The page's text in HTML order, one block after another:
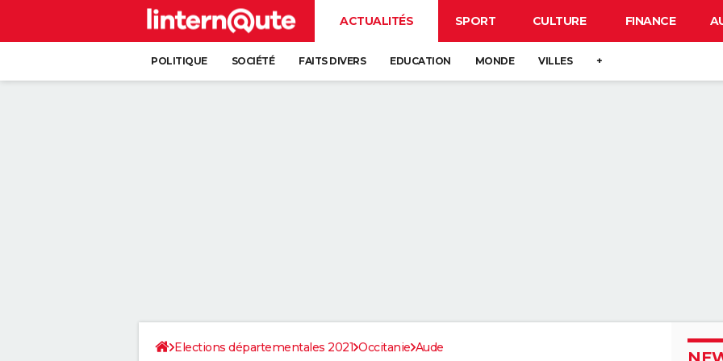
ACTUALITÉS SPORT CULTURE FINANCE
POLITIQUE SOCIÉTÉ FAITS DIVERS EDUCATION MONDE VILLES +
Elections départementales 2021 Occitanie Aude